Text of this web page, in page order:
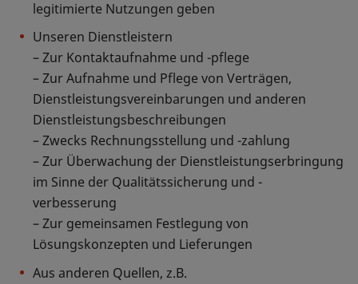
legitimierte Nutzungen geben
Unseren Dienstleistern
– Zur Kontaktaufnahme und -pflege
– Zur Aufnahme und Pflege von Verträgen,
Dienstleistungsvereinbarungen und anderen
Dienstleistungsbeschreibungen
– Zwecks Rechnungsstellung und -zahlung
– Zur Überwachung der Dienstleistungserbringung
im Sinne der Qualitätssicherung und -
verbesserung
– Zur gemeinsamen Festlegung von
Lösungskonzepten und Lieferungen
Aus anderen Quellen, z.B.